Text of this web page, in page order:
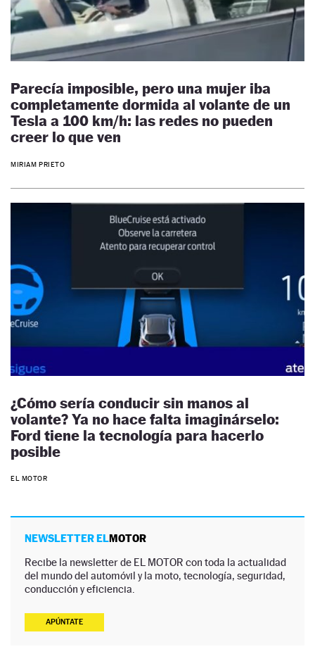
Parecía imposible, pero una mujer iba
completamente dormida al volante de un
Tesla a 100 km/h: las redes no pueden
creer lo que ven
MIRIAM PRIETO
¿Cómo sería conducir sin manos al
volante? Ya no hace falta imaginárselo:
Ford tiene la tecnología para hacerlo
posible
EL MOTOR
NEWSLETTER ELMOTOR
Recibe la newsletter de EL MOTOR con toda la actualidad
del mundo del automóvil y la moto, tecnología, seguridad,
conducción y eficiencia.
APÚNTATE